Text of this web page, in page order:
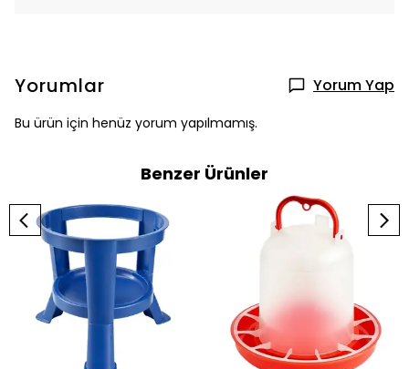
Yorumlar Yorum Yap
Bu ürün için henüz yorum yapılmamış.
Benzer Ürünler